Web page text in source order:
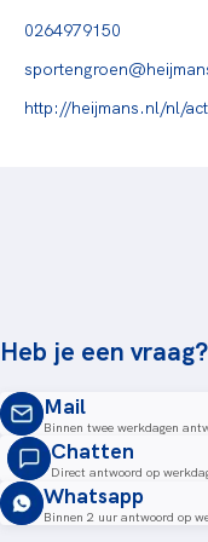
0264979150
http://heijmans.nl/nl/
Heb je een vraag?
Mail
Binnen twee werkdagen
Chatten
Direct antwoord op
Whatsapp
Binnen 2 uur antwoord op